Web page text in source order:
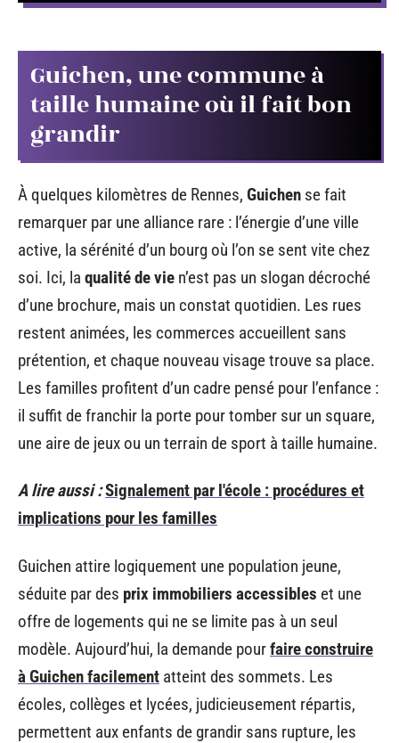
Guichen, une commune à
taille humaine où il fait bon
grandir
À quelques kilomètres de Rennes, Guichen se fait
remarquer par une alliance rare : l’énergie d’une ville
active, la sérénité d’un bourg où l’on se sent vite chez
soi. Ici, la qualité de vie n’est pas un slogan décroché
d’une brochure, mais un constat quotidien. Les rues
restent animées, les commerces accueillent sans
prétention, et chaque nouveau visage trouve sa place.
Les familles profitent d’un cadre pensé pour l’enfance :
il suffit de franchir la porte pour tomber sur un square,
une aire de jeux ou un terrain de sport à taille humaine.
A lire aussi :Signalement par l'école : procédures et
implications pour les familles
Guichen attire logiquement une population jeune,
séduite par des prix immobiliers accessibles et une
offre de logements qui ne se limite pas à un seul
modèle. Aujourd’hui, la demande pourfaire construire
à Guichen facilement atteint des sommets. Les
écoles, collèges et lycées, judicieusement répartis,
permettent aux enfants de grandir sans rupture, les